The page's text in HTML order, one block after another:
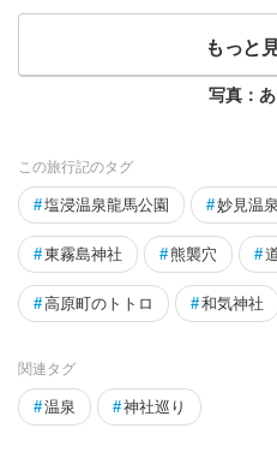
もっと
写真：あ
この旅行記のタグ
#塩浸温泉龍馬公園 #妙見温泉
#東霧島神社 # 熊襲穴 #
#高原町のトトロ #和気神社
関連タグ
#温泉 #神社巡り